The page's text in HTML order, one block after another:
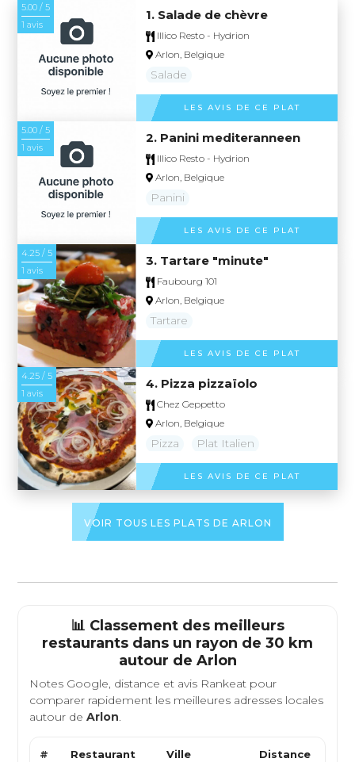
5.00 / 5
1 avis
1. Salade de chèvre
Illico Resto - Hydrion
Arlon, Belgique
Salade
LES AVIS DE CE PLAT
5.00 / 5
1 avis
2. Panini mediteranneen
Illico Resto - Hydrion
Arlon, Belgique
Panini
LES AVIS DE CE PLAT
4.25 / 5
1 avis
3. Tartare "minute"
Faubourg 101
Arlon, Belgique
Tartare
LES AVIS DE CE PLAT
4.25 / 5
1 avis
4. Pizza pizzaïolo
Chez Geppetto
Arlon, Belgique
Pizza Plat Italien
LES AVIS DE CE PLAT
VOIR TOUS LES PLATS DE ARLON
📊 Classement des meilleurs
restaurants dans un rayon de 30 km
autour de Arlon
Notes Google, distance et avis Rankeat pour
comparer rapidement les meilleures adresses locales
autour deArlon.
# Restaurant Ville Distance